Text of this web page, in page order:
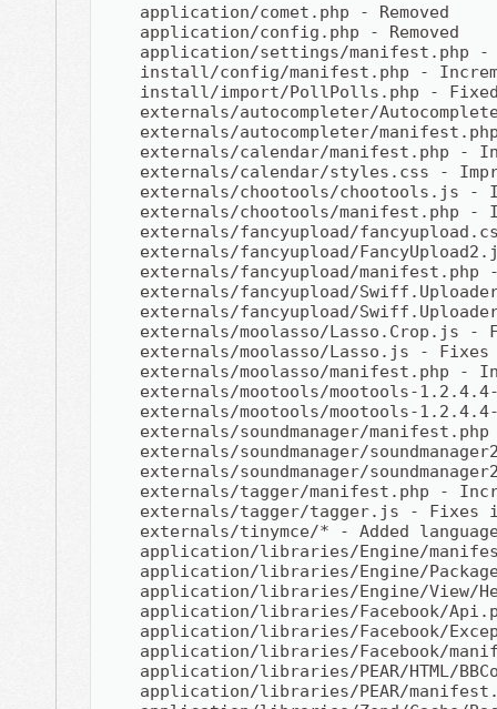
application/comet.php - Removed
application/config.php - Removed
application/settings/manifest.php -
install/config/manifest.php -
install/import/PollPolls.php - Fixed
externals/autocompleter/
externals/autocompleter/
externals/calendar/manifest.php -
externals/calendar/styles.css -
externals/chootools/chootools.js -
externals/chootools/manifest.php -
externals/fancyupload/
externals/fancyupload/
externals/fancyupload/manifest.php -
externals/fancyupload/
externals/fancyupload/
externals/moolasso/Lasso.Crop.js -
externals/moolasso/Lasso.js - Fixes
externals/moolasso/manifest.php -
externals/mootools/mootools-
externals/mootools/mootools-
externals/soundmanager/manifest.php
externals/soundmanager/
externals/soundmanager/
externals/tagger/manifest.php -
externals/tagger/tagger.js - Fixes
externals/tinymce/* - Added language
application/libraries/Engine/
application/libraries/Engine/Package/
application/libraries/Engine/View/
application/libraries/Facebook/
application/libraries/Facebook/
application/libraries/Facebook/
application/libraries/PEAR/HTML/
application/libraries/PEAR/